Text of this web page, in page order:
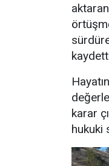
karar
hukuki